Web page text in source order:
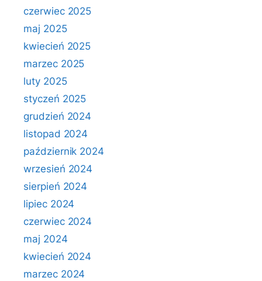
czerwiec 2025
maj 2025
kwiecień 2025
marzec 2025
luty 2025
styczeń 2025
grudzień 2024
listopad 2024
październik 2024
wrzesień 2024
sierpień 2024
lipiec 2024
czerwiec 2024
maj 2024
kwiecień 2024
marzec 2024